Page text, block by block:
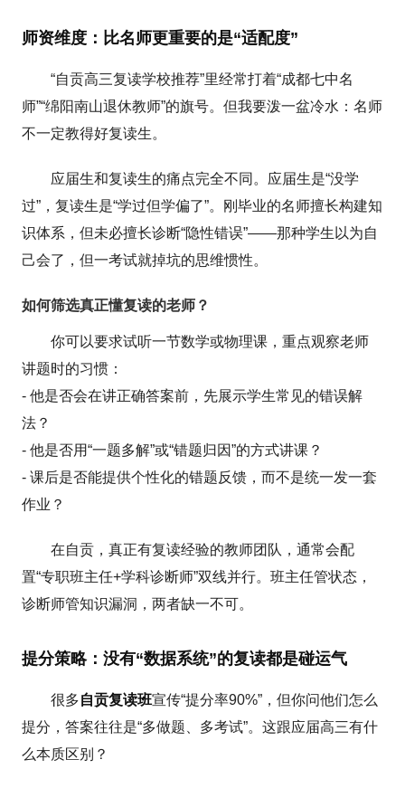
师资维度：比名师更重要的是“适配度”
“自贡高三复读学校推荐”里经常打着“成都七中名
师”“绵阳南山退休教师”的旗号。但我要泼一盆冷水：名师
不一定教得好复读生。
应届生和复读生的痛点完全不同。应届生是“没学
过”，复读生是“学过但学偏了”。刚毕业的名师擅长构建知
识体系，但未必擅长诊断“隐性错误”——那种学生以为自
己会了，但一考试就掉坑的思维惯性。
如何筛选真正懂复读的老师？
你可以要求试听一节数学或物理课，重点观察老师
讲题时的习惯：
- 他是否会在讲正确答案前，先展示学生常见的错误解
法？
- 他是否用“一题多解”或“错题归因”的方式讲课？
- 课后是否能提供个性化的错题反馈，而不是统一发一套
作业？
在自贡，真正有复读经验的教师团队，通常会配
置“专职班主任+学科诊断师”双线并行。班主任管状态，
诊断师管知识漏洞，两者缺一不可。
提分策略：没有“数据系统”的复读都是碰运气
很多自贡复读班宣传“提分率90%”，但你问他们怎么
提分，答案往往是“多做题、多考试”。这跟应届高三有什
么本质区别？